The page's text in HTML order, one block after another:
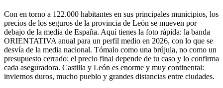
Con en torno a 122.000 habitantes en sus principales municipios, los
precios de los seguros de la provincia de León se mueven por
debajo de la media de España. Aquí tienes la foto rápida: la banda
ORIENTATIVA anual para un perfil medio en 2026, con lo que se
desvía de la media nacional. Tómalo como una brújula, no como un
presupuesto cerrado: el precio final depende de tu caso y lo confirma
cada aseguradora. Castilla y León es enorme y muy continental:
inviernos duros, mucho pueblo y grandes distancias entre ciudades.